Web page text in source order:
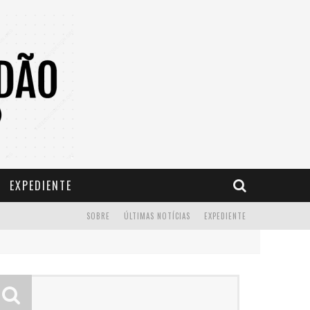
EXPEDIENTE
EXPEDIENTE
ÚLTIMAS NOTÍCIAS
SOBRE